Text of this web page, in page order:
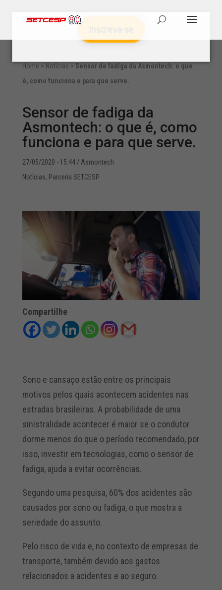
Home > Notícias > Sensor de fadiga da Asmontech: o que
é, como funciona e para que serve.
Sensor de fadiga da
Asmontech: o que é, como
funciona e para que serve.
27/05/2020 - 15:44/ Asmontech
Notícias, Parceria SETCESP
Compartilhe
Sono e cansaço estão entre os principais
motivos pelos quais acontecem acidentes nas
estradas brasileiras. A probabilidade de uma
sinistralidade acontecer é maior se o condutor
dorme menos do que o período recomendado, por
isso, investir em tecnologias, como o sensor de
fadiga, ajuda a evitar ocorrências.
Segundo uma pesquisa, 60% dos acidentes são
causados por sono ou fadiga, o que mostra a
seriedade do assunto.
Pelo risco de vida e, no contexto de empresas de
transporte, também devido aos gastos
relacionados a acidentes e ao seguro.